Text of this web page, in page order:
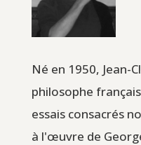
Né en 1950, Jean-
philosophe
essais consacrés
à l'œuvre de